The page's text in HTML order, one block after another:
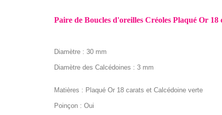
Paire de Boucles d'oreilles Créoles Plaqué Or 18
Diamètre : 30 mm
Diamètre des Calcédoines : 3 mm
Matières : Plaqué Or 18 carats et Calcédoine verte
Poinçon : Oui